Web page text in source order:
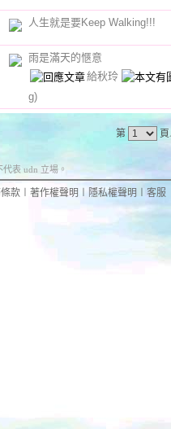
人生就是要Keep Walking!!!
雨是滿天的愜意
給秋玲
g)
第
表 udn 立場。
款 著作權聲明 隱私權聲明 客服